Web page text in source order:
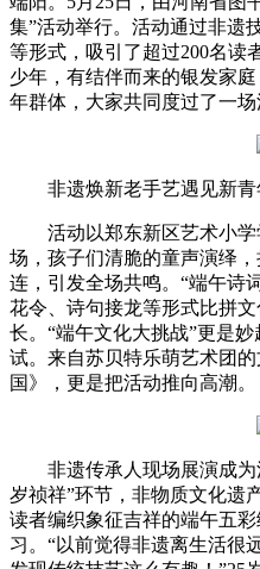
集”活动举行。活动通过非遗
等形式，吸引了超过200名读
少年，有结伴而来的银发家
年群体，大家共同度过了一场
非遗焕新老手艺遇见新青
活动以郑东新区艺术小
场，孩子们清脆的童声演绎
连，引发全场共鸣。“端午诗
花令、诗句接龙等形式比拼
长。“端午文化大挑战”更是
试。来自苏贝特乐萌艺术团
国》，更是把活动推向高潮。
非遗传承人现场展演成
岁祯祥”环节，非物质文化遗
读者编织象征吉祥的端午五
习。“以前觉得非遗离生活很